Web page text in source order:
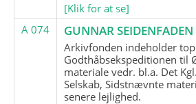
[Klik for at se]
A 074
GUNNAR SEIDENFADEN
Arkivfonden indeholder
Godthåbsekspeditionen til
materiale vedr. bl.a. Det
Selskab, Sidstnævnte
senere lejlighed.